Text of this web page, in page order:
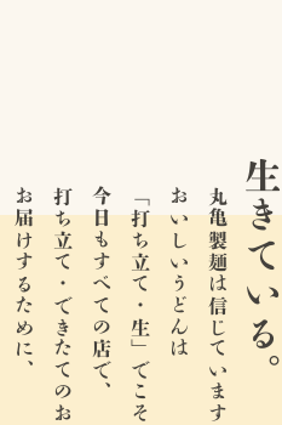
生きている。
丸亀製麺は信じています。
おいしいうどんは
「打ち立て・生」でこそ。
今日もすべての店で、
お届けするために、